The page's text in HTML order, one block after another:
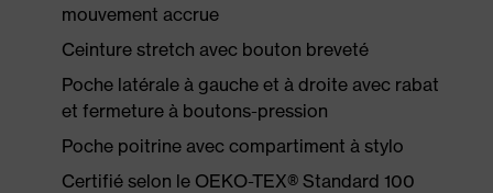
mouvement accrue
Ceinture stretch avec bouton breveté
Poche latérale à gauche et à droite avec rabat
et fermeture à boutons-pression
Poche poitrine avec compartiment à stylo
Certifié selon le OEKO-TEX® Standard 100